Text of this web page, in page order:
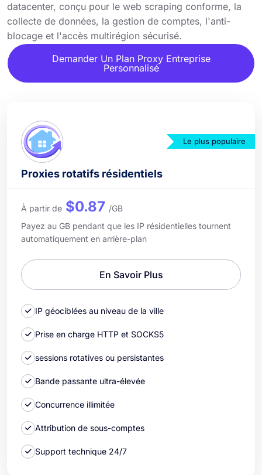
datacenter, conçu pour le web scraping conforme, la
collecte de données, la gestion de comptes, l'anti-
blocage et l'accès multirégion sécurisé.
Demander Un Plan Proxy Entreprise
Personnalisé
Le plus populaire
Proxies rotatifs résidentiels
À partir de $0.87 /GB
Payez au GB pendant que les IP résidentielles tournent
automatiquement en arrière-plan
En Savoir Plus
IP géociblées au niveau de la ville
Prise en charge HTTP et SOCKS5
sessions rotatives ou persistantes
Bande passante ultra-élevée
Concurrence illimitée
Attribution de sous-comptes
Support technique 24/7